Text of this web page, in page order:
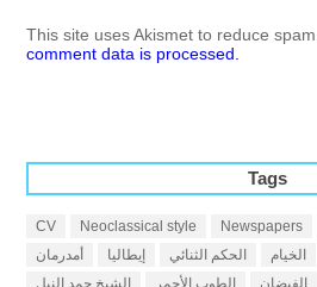
This site uses Akismet to reduce spam.
comment data is processed.
Tags
CV Neoclassical style Newspapers
أمدرمان
إيطاليا الحكم الثنائي الخيام
الشيخ حمد النيل
الطوب الأحمر الفيضان